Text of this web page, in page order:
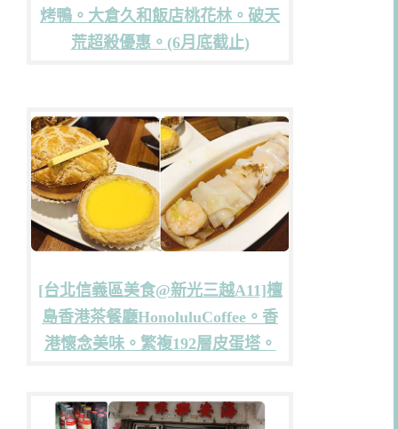
烤鴨。大倉久和飯店桃花林。破天
荒超殺優惠。(6月底截止)
[台北信義區美食@新光三越A11]檀
島香港茶餐廳HonoluluCoffee。香
港懷念美味。繁複192層皮蛋塔。